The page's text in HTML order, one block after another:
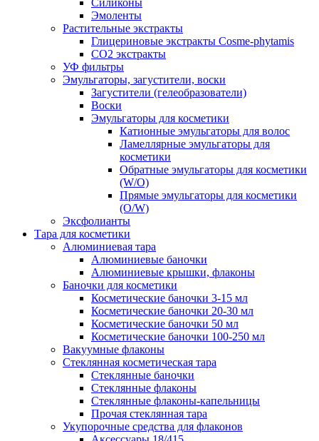
Силиконы
Эмоленты
Растительные экстракты
Глицериновые экстракты Cosme-phytamis
СО2 экстракты
УФ фильтры
Эмульгаторы, загустители, воски
Загустители (гелеобразователи)
Воски
Эмульгаторы для косметики
Катионные эмульгаторы для волос
Ламеллярные эмульгаторы для
косметики
Обратные эмульгаторы для косметики
(W/O)
Прямые эмульгаторы для косметики
(O/W)
Эксфолианты
Тара для косметики
Алюминиевая тара
Алюминиевые баночки
Алюминиевые крышки, флаконы
Баночки для косметики
Косметические баночки 3-15 мл
Косметические баночки 20-30 мл
Косметические баночки 50 мл
Косметические баночки 100-250 мл
Вакуумные флаконы
Стеклянная косметическая тара
Стеклянные баночки
Стеклянные флаконы
Стеклянные флаконы-капельницы
Прочая стеклянная тара
Укупорочные средства для флаконов